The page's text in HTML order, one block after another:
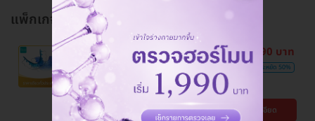
แพ็กเกจทั้งหมด
ฟรี! ค่าพิมพ์ปาก
ขายดีที่สุด
ถูกสุดในเว็บ
ทำรีเทนเนอร์แบบลวด 2 ชิ้น
Anytooth Dental Clinic
ราษฎร์บูรณะ
1,990 บาท
ประหยัด 50%
ดูรายละเอียด